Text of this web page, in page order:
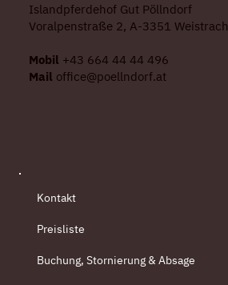
Islandpferdehof Gut Pöllndorf
Voralpenstraße 2, A-3351 Weistrach
Mobil +43 664 44 44 496
Mail office@poellndorf.at
Kontakt
Preisliste
Buchung, Stornierung & Absage